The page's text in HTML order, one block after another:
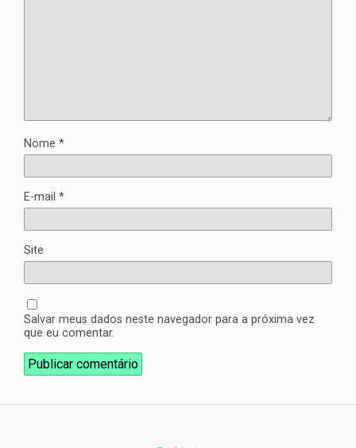
Nome *
E-mail *
Site
Salvar meus dados neste navegador para a próxima vez
que eu comentar.